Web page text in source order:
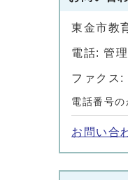
東金市教
電話: 管
ファクス
電話番号の
お問い合